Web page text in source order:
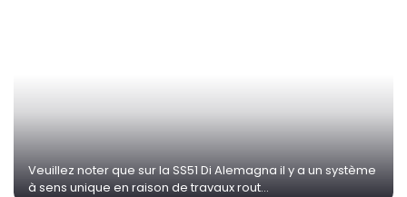
Veuillez noter que sur la SS51 Di Alemagna il y a un système
à sens unique en raison de travaux rout...